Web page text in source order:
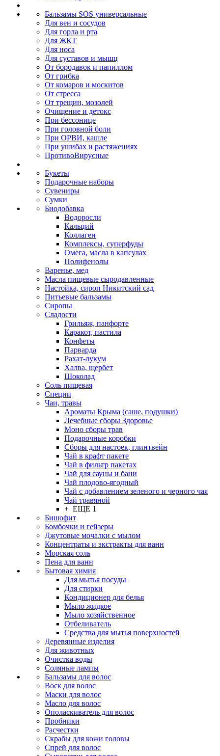
Бальзамы SOS универсальные
Для вен и сосудов
Для горла и рта
Для ЖКТ
Для носа
Для суставов и мышц
От бородавок и папиллом
От грибка
От комаров и москитов
От стресса
От трещин, мозолей
Очищение и детокс
При бессонице
При головной боли
При ОРВИ, кашле
При ушибах и растяжениях
ПротивоВирусные
Букеты
Подарочные наборы
Сувениры
Сумки
Биодобавка
Водоросли
Кальций
Коллаген
Комплексы, суперфуды
Омега, масла в капсулах
Полифенолы
Варенье, мед
Масла пищевые сыродавленные
Настойка, сироп Никитский сад
Питьевые бальзамы
Сиропы
Сладости
Грильяж, панфорте
Каракот, пастила
Конфеты
Парварда
Рахат-лукум
Халва, щербет
Шоколад
Соль пищевая
Специи
Чаи, травы
Ароматы Крыма (саше, подушки)
Лечебные сборы Здоровье
Моно сборы трав
Подарочные коробки
Сборы для настоек, глинтвейн
Чай в крафт пакете
Чай в фильтр пакетах
Чай для сауны и бани
Чай плодово-ягодный
Чай с добавлением зеленого и черного чая
Чай травяной
+ ЕЩЕ 1
Бишофит
Бомбочки и гейзеры
Джутовые мочалки с мылом
Концентраты и экстракты для ванн
Морская соль
Пена для ванн
Бытовая химия
Для мытья посуды
Для стирки
Кондиционер для белья
Мыло жидкое
Мыло хозяйственное
Отбеливатель
Средства для мытья поверхностей
Деревянные изделия
Для животных
Очистка воды
Соляные лампы
Бальзамы для волос
Воск для волос
Маски для волос
Масло для волос
Ополаскиватель для волос
Пробники
Расчестки
Скрабы для кожи головы
Спрей для волос